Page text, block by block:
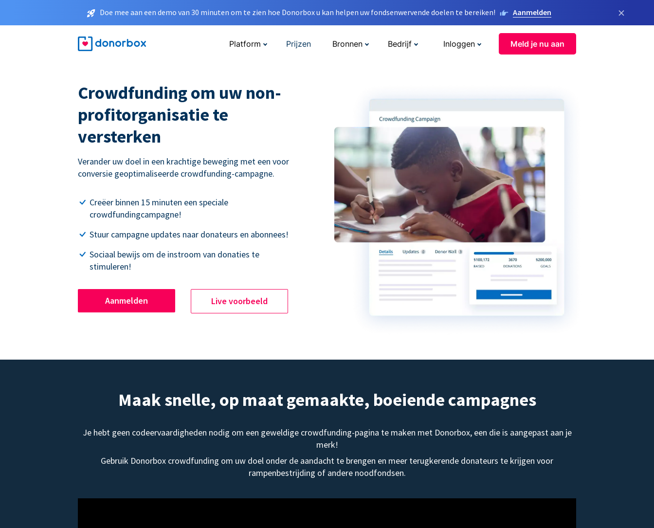
Doe mee aan een demo van 30 minuten om te zien hoe Donorbox u kan helpen uw fondsenwervende doelen te bereiken! Aanmelden ×
Platform Prijzen Bronnen Bedrijf Inloggen Meld je nu aan
Crowdfunding om uw non-
profitorganisatie te
versterken
Verander uw doel in een krachtige beweging met een voor
conversie geoptimaliseerde crowdfunding-campagne.
Creëer binnen 15 minuten een speciale
crowdfundingcampagne!
Stuur campagne updates naar donateurs en abonnees!
Sociaal bewijs om de instroom van donaties te
stimuleren!
Aanmelden Live voorbeeld
Maak snelle, op maat gemaakte, boeiende campagnes
Je hebt geen codeervaardigheden nodig om een geweldige crowdfunding-pagina te maken met Donorbox, een die is aangepast aan je
merk!
Gebruik Donorbox crowdfunding om uw doel onder de aandacht te brengen en meer terugkerende donateurs te krijgen voor
rampenbestrijding of andere noodfondsen.